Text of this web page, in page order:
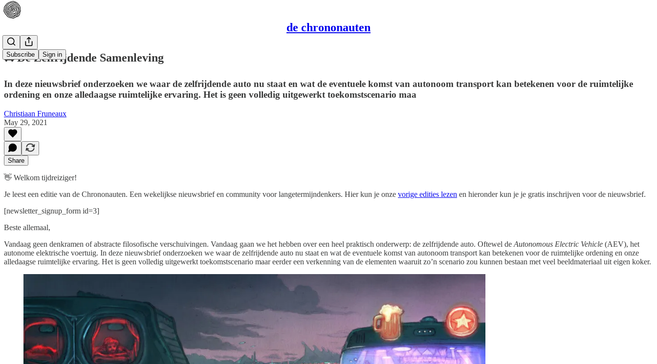
de chrononauten
Subscribe Sign in
🚘 De Zelfrijdende Samenleving
In deze nieuwsbrief onderzoeken we waar de zelfrijdende auto nu staat en wat de eventuele komst van autonoom transport kan betekenen voor de ruimtelijke
ordening en onze alledaagse ruimtelijke ervaring. Het is geen volledig uitgewerkt toekomstscenario maa
Christiaan Fruneaux
May 29, 2021
Share
👋 Welkom tijdreiziger!
Je leest een editie van de Chrononauten. Een wekelijkse nieuwsbrief en community voor langetermijndenkers. Hier kun je onze vorige edities lezen en hieronder kun je je gratis inschrijven voor de nieuwsbrief.
[newsletter_signup_form id=3]
Beste allemaal,
Vandaag geen denkramen of abstracte filosofische verschuivingen. Vandaag gaan we het hebben over een heel praktisch onderwerp: de zelfrijdende auto. Oftewel de Autonomous Electric Vehicle (AEV), het
autonome elektrische voertuig. In deze nieuwsbrief onderzoeken we waar de zelfrijdende auto nu staat en wat de eventuele komst van autonoom transport kan betekenen voor de ruimtelijke ordening en onze
alledaagse ruimtelijke ervaring. Het is geen volledig uitgewerkt toekomstscenario maar eerder een verkenning van de elementen waaruit zo’n scenario zou kunnen bestaan met veel beeldmateriaal uit eigen koker.